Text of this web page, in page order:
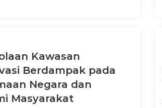
Kawasan
Berdampak pada
Negara dan
Masyarakat